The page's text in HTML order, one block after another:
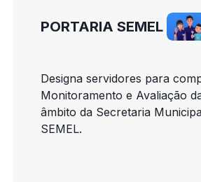
PORTARIA SEMEL Nº
Designa servidores para
Monitoramento e Avaliação
âmbito da Secretaria
SEMEL.